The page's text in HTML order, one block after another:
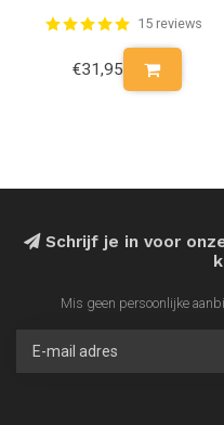
15 reviews
€31,95
Schrijf je in voor
Mis geen persoonlijke